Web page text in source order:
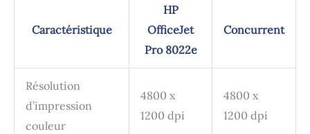
Caractéristique
HP
OfficeJet
Pro 8022e
Concurrent
Résolution
d’impression
couleur
4800 x
1200 dpi
4800 x
1200 dpi